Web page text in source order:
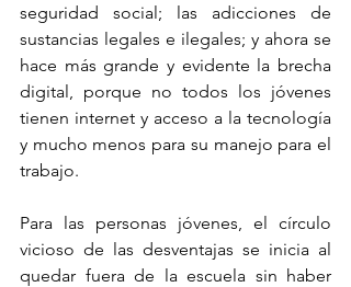
seguridad social; las adicciones de
sustancias legales e ilegales; y ahora se
hace más grande y evidente la brecha
digital, porque no todos los jóvenes
tienen internet y acceso a la tecnología
y mucho menos para su manejo para el
trabajo.
Para las personas jóvenes, el círculo
vicioso de las desventajas se inicia al
quedar fuera de la escuela sin haber